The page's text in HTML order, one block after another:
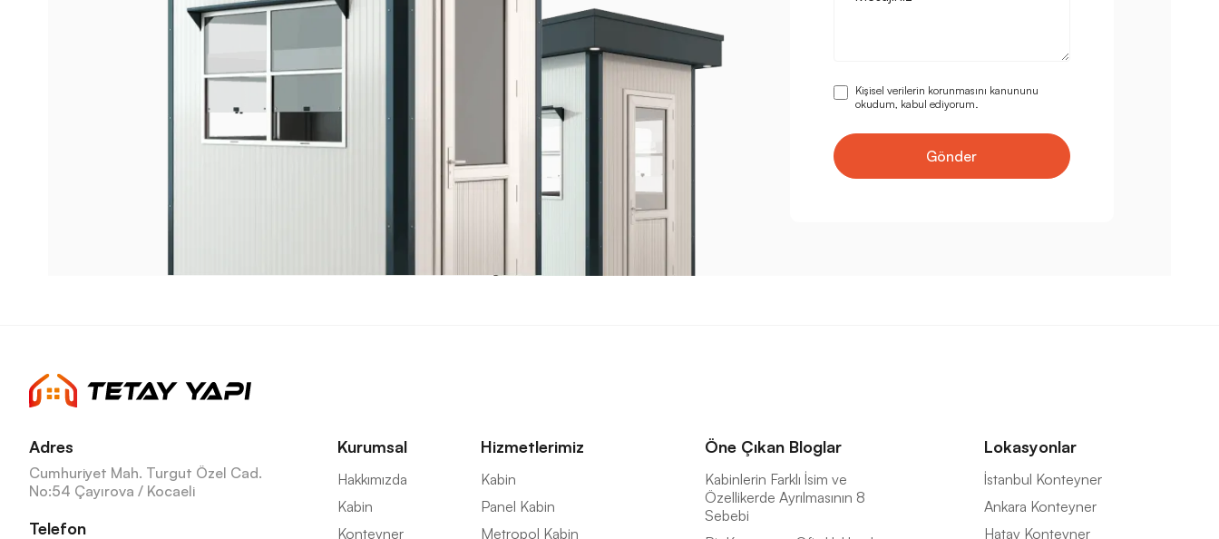
Kişisel verilerin korunmasını kanununu
okudum, kabul ediyorum.
Gönder
Adres
Cumhuriyet Mah. Turgut Özel Cad.
No:54 Çayırova / Kocaeli
Telefon
Kurumsal
Hakkımızda
Kabin
Konteyner
Hizmetlerimiz
Kabin
Panel Kabin
Metropol Kabin
Öne Çıkan Bloglar
Kabinlerin Farklı İsim ve
Özellikerde Ayrılmasının 8
Sebebi
Lokasyonlar
İstanbul Konteyner
Ankara Konteyner
Hatay Konteyner